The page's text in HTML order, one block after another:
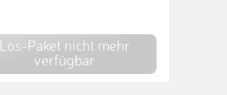
Los-Paket nicht mehr
verfügbar